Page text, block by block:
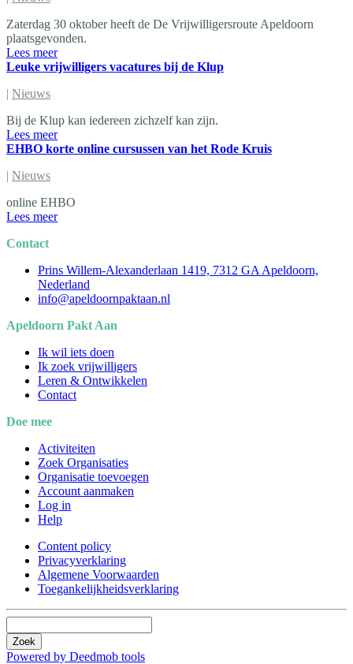
Zaterdag 30 oktober heeft de De Vrijwilligersroute Apeldoorn
plaatsgevonden.
Lees meer
Leuke vrijwilligers vacatures bij de Klup
| Nieuws
Bij de Klup kan iedereen zichzelf kan zijn.
Lees meer
EHBO korte online cursussen van het Rode Kruis
| Nieuws
online EHBO
Lees meer
Contact
Prins Willem-Alexanderlaan 1419, 7312 GA Apeldoorn,
Nederland
info@apeldoornpaktaan.nl
Apeldoorn Pakt Aan
Ik wil iets doen
Ik zoek vrijwilligers
Leren & Ontwikkelen
Contact
Doe mee
Activiteiten
Zoek Organisaties
Organisatie toevoegen
Account aanmaken
Log in
Help
Content policy
Privacyverklaring
Algemene Voorwaarden
Toegankelijkheidsverklaring
Zoek
Powered by Deedmob tools